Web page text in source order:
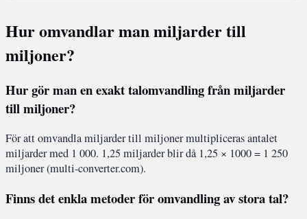
Hur omvandlar man miljarder till
miljoner?
Hur gör man en exakt talomvandling från miljarder
till miljoner?
För att omvandla miljarder till miljoner multipliceras antalet
miljarder med 1 000. 1,25 miljarder blir då 1,25 × 1000 = 1 250
miljoner (multi-converter.com).
Finns det enkla metoder för omvandling av stora tal?